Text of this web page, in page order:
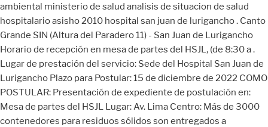
ambiental ministerio de salud analisis de situacion de salud
hospitalario asisho 2010 hospital san juan de lurigancho . Canto
Grande SIN (Altura del Paradero 11) - San Juan de Lurigancho
Horario de recepción en mesa de partes del HSJL, (de 8:30 a .
Lugar de prestación del servicio: Sede del Hospital San Juan de
Lurigancho Plazo para Postular: 15 de diciembre de 2022 COMO
POSTULAR: Presentación de expediente de postulación en:
Mesa de partes del HSJL Lugar: Av. Lima Centro: Más de 3000
contenedores para residuos sólidos son entregados a